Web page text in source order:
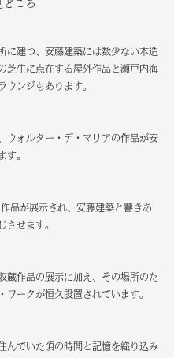
どころ
に建つ、安藤建築には数少ない木造
芝生に点在する屋外作品と瀬戸内海
ウンジもあります。
ウォルター・デ・マリアの作品が安
す。
品が展示され、安藤建築と響きあ
させます。
蔵作品の展示に加え、その場所のた
ワークが恒久設置されています。
んでいた頃の時間と記憶を織り込み